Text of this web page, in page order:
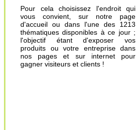
Pour cela choisissez l'endroit qui
vous convient, sur notre page
d'accueil ou dans l'une des 1213
thématiques disponibles à ce jour ;
l'objectif étant d'exposer vos
produits ou votre entreprise dans
nos pages et sur internet pour
gagner visiteurs et clients !